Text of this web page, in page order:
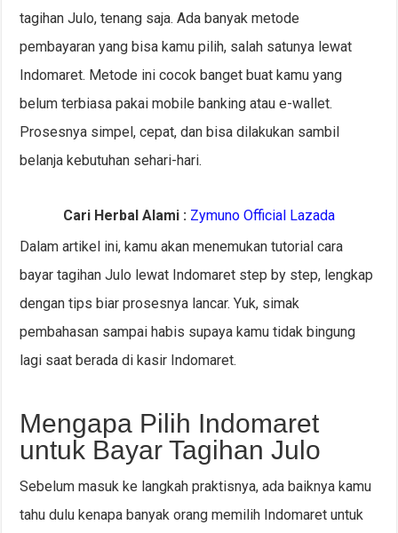
tagihan Julo, tenang saja. Ada banyak metode
pembayaran yang bisa kamu pilih, salah satunya lewat
Indomaret. Metode ini cocok banget buat kamu yang
belum terbiasa pakai mobile banking atau e-wallet.
Prosesnya simpel, cepat, dan bisa dilakukan sambil
belanja kebutuhan sehari-hari.
Cari Herbal Alami : Zymuno Official Lazada
Dalam artikel ini, kamu akan menemukan tutorial cara
bayar tagihan Julo lewat Indomaret step by step, lengkap
dengan tips biar prosesnya lancar. Yuk, simak
pembahasan sampai habis supaya kamu tidak bingung
lagi saat berada di kasir Indomaret.
Mengapa Pilih Indomaret
untuk Bayar Tagihan Julo
Sebelum masuk ke langkah praktisnya, ada baiknya kamu
tahu dulu kenapa banyak orang memilih Indomaret untuk